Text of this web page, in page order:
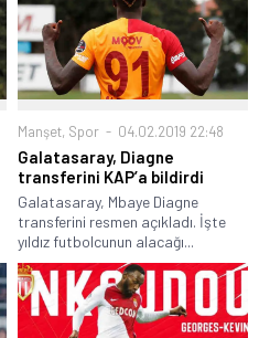
Manşet, Spor 04.02.2019 22:48
Galatasaray, Diagne
transferini KAP’a bildirdi
Galatasaray, Mbaye Diagne
transferini resmen açıkladı. İşte
yıldız futbolcunun alacağı...